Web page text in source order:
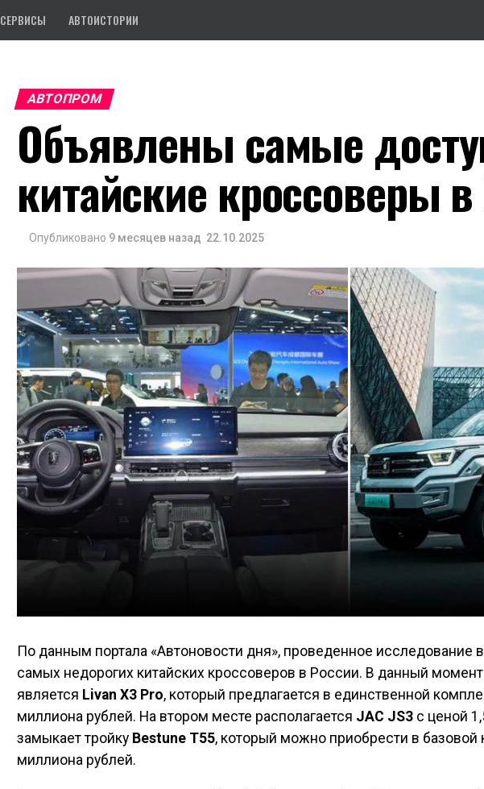
СЕРВИСЫ АВТОИСТОРИИ
АВТОПРОМ
Объявлены самые
китайские кроссоверы
Опубликовано 9 месяцев назад 22.10.2025
По данным портала «Автоновости дня», проведенное исследование
самых недорогих китайских кроссоверов в России. В данный
является Livan X3 Pro, который предлагается в единственной
миллиона рублей. На втором месте располагается JAC JS3 с ценой
замыкает тройку Bestune T55, который можно приобрести в базовой
миллиона рублей.